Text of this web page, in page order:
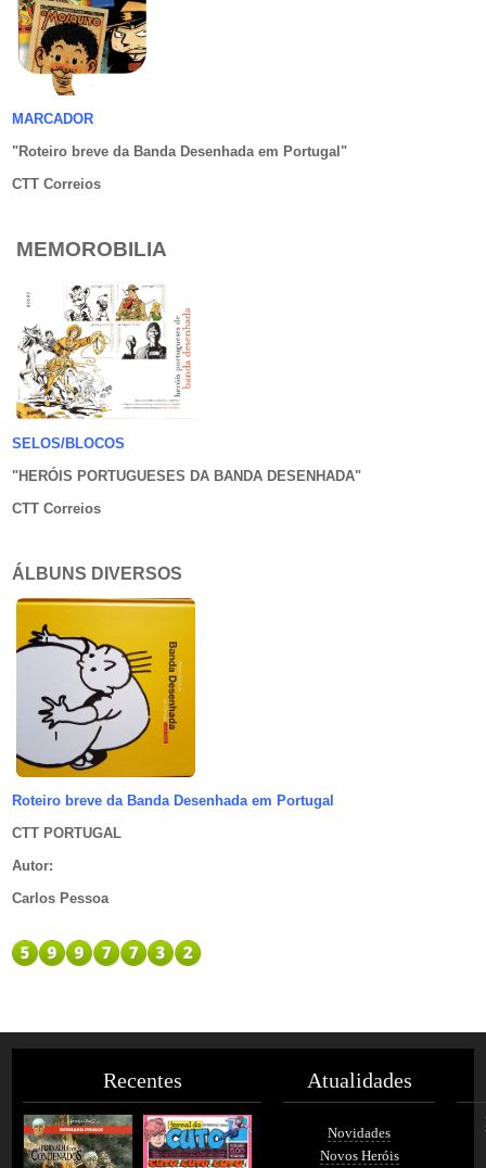
MARCADOR
"Roteiro breve da Banda Desenhada em Portugal"
CTT Correios
MEMOROBILIA
SELOS/BLOCOS
"HERÓIS PORTUGUESES DA BANDA DESENHADA"
CTT Correios
ÁLBUNS DIVERSOS
Roteiro breve da Banda Desenhada em Portugal
CTT PORTUGAL
Autor:
Carlos Pessoa
Recentes Atualidades
Novidades
Novos Heróis